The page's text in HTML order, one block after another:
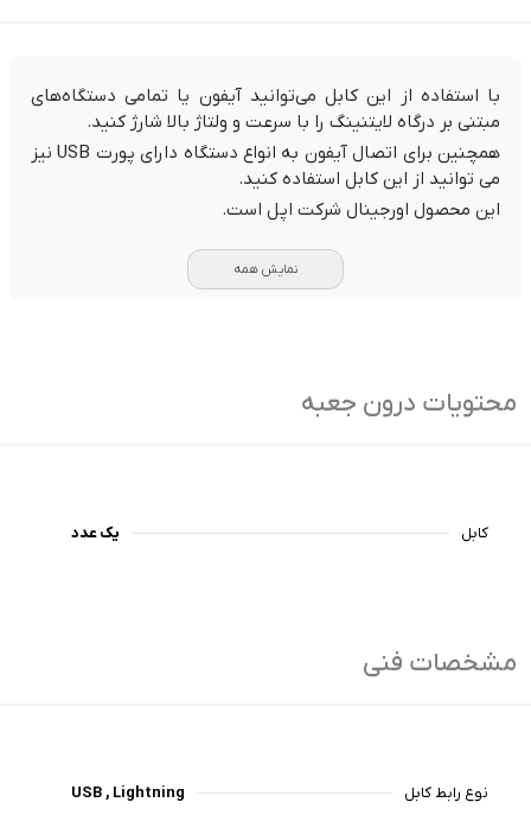
با استفاده از این کابل می‌توانید آیفون یا تمامی دستگاه‌های
مبتنی بر درگاه لایتنینگ را با سرعت و ولتاژ بالا شارژ کنید.
همچنین برای اتصال آیفون به انواع دستگاه دارای پورت USB نیز
می توانید از این کابل استفاده کنید.
این محصول اورجینال شرکت اپل است.
نمایش همه
محتویات درون جعبه
کابل یک عدد
مشخصات فنی
نوع رابط کابل USB , Lightning